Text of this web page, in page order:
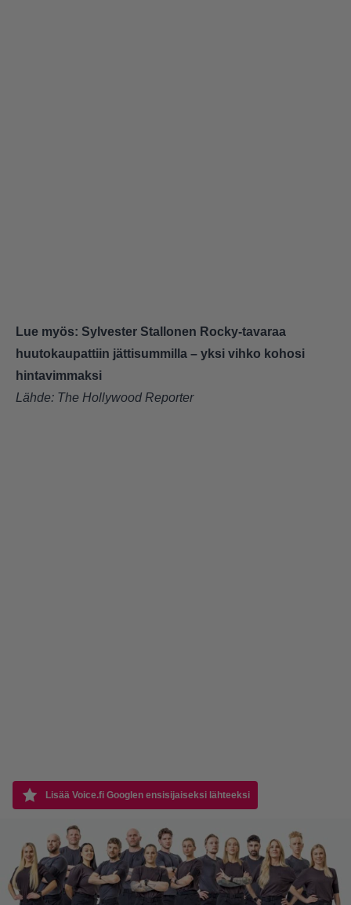
Lue myös: Sylvester Stallonen Rocky-tavaraa
huutokaupattiin jättisummilla – yksi vihko kohosi
hintavimmaksi
Lähde: The Hollywood Reporter
Lisää Voice.fi Googlen ensisijaiseksi lähteeksi